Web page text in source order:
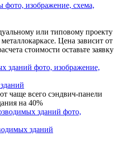
или типовому проекту
Цена зависит от
стоимости оставьте заявку
чаще всего сэндвич-панели
на 40%
зданий